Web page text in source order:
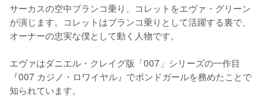
サーカスの空中ブランコ乗り、コレットをエヴァ・グリーン
が演じます。コレットはブランコ乗りとして活躍する裏で、
オーナーの忠実な僕として動く人物です。
エヴァはダニエル・クレイグ版「007」シリーズの一作目
『007 カジノ・ロワイヤル』でボンドガールを務めたことで
知られています。